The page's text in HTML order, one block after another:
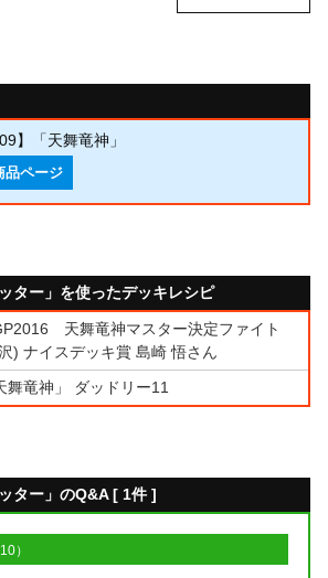
】「天舞竜神」
品ページ
ター」を使ったデッキレシピ
天舞竜神マスター決定ファイト
) ナイスデッキ賞 島崎 悟さん
舞竜神」 ダッドリー11
ター」のQ&A [ 1件 ]
）